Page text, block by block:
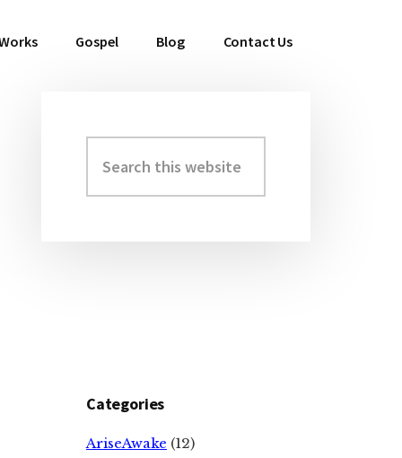
Gospel Blog Contact Us
Primary
Sidebar
this
website
Categories
AriseAwake (12)